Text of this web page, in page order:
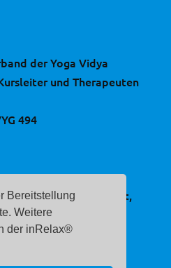
Bereitstellung
Weitere
der inRelax®
der Yoga Vidya
und Therapeuten
494
Patent- und Markenamt,